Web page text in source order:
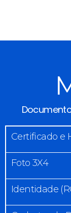
Certificado e
Foto 3X4
Identidade